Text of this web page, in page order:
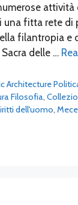
fitta rete di
filantropia e
delle …
Architecture
Filosofia,
dell'uomo,